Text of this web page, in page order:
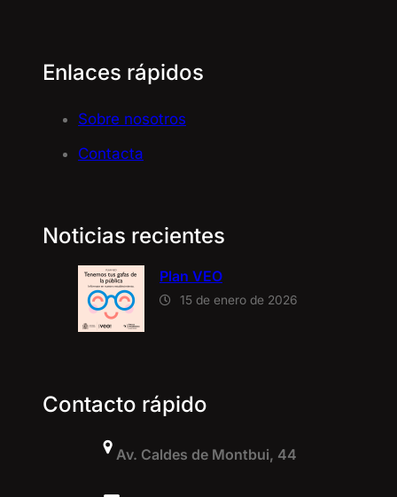
Enlaces rápidos
Sobre nosotros
Contacta
Noticias recientes
Plan VEO
15 de enero de 2026
Contacto rápido
Av. Caldes de Montbui, 44